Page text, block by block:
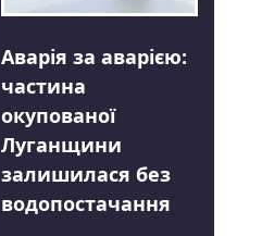
Аварія за аварією:
частина
окупованої
Луганщини
залишилася без
водопостачання